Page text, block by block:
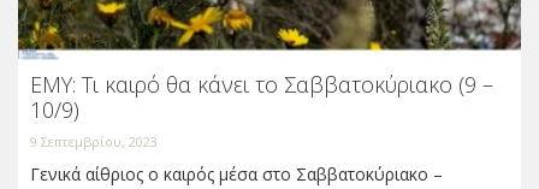
ΕΜΥ: Τι καιρό θα κάνει το Σαββατοκύριακο (9 –
10/9)
9 Σεπτεμβρίου, 2023
Γενικά αίθριος ο καιρός μέσα στο Σαββατοκύριακο –